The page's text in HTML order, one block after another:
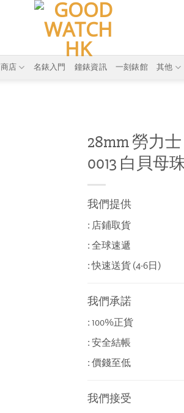
商店 名錶入門 鐘錶資訊 一刻錶館 其他
28mm 勞力士
0013 白貝母
我們提供
: 店鋪取貨
: 全球速遞
: 快速送貨 (4-6日)
我們承諾
: 100%正貨
: 安全結帳
: 價錢至低
我們接受